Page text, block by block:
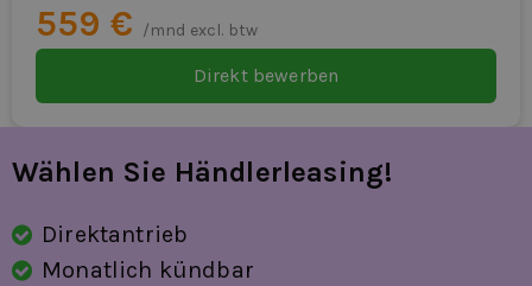
559 € /mnd excl. btw
Direkt bewerben
Wählen Sie Händlerleasing!
Direktantrieb
Monatlich kündbar